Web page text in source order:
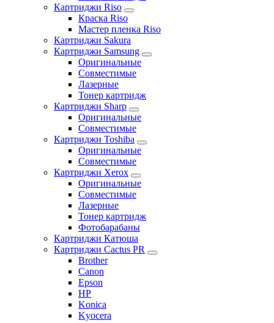
Картриджи Riso
Краска Riso
Мастер пленка Riso
Картриджи Sakura
Картриджи Samsung
Оригинальные
Совместимые
Лазерные
Тонер картридж
Картриджи Sharp
Оригинальные
Совместимые
Картриджи Toshiba
Оригинальные
Совместимые
Картриджи Xerox
Оригинальные
Совместимые
Лазерные
Тонер картридж
Фотобарабаны
Картриджи Катюша
Картриджи Cactus PR
Brother
Canon
Epson
HP
Konica
Kyocera